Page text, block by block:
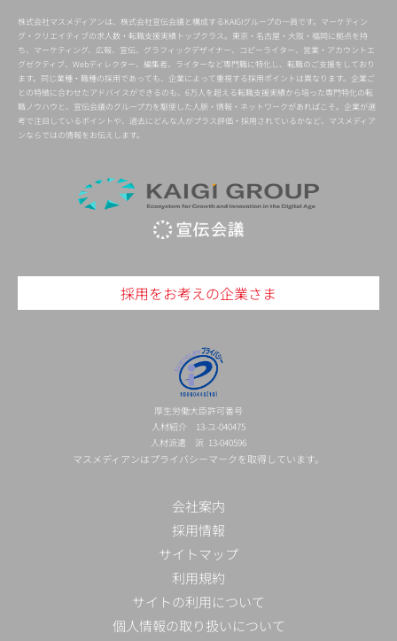
株式会社マスメディアンは、株式会社宣伝会議と構成するKAIGIグループの一員です。マーケティン
グ・クリエイティブの求人数・転職支援実績トップクラス。東京・名古屋・大阪・福岡に拠点を持
ち、マーケティング、広報、宣伝、グラフィックデザイナー、コピーライター、営業・アカウントエ
グゼクティブ、Webディレクター、編集者、ライターなど専門職に特化し、転職のご支援をしており
ます。同じ業種・職種の採用であっても、企業によって重視する採用ポイントは異なります。企業ご
との特徴に合わせたアドバイスができるのも、6万人を超える転職支援実績から培った専門特化の転
職ノウハウと、宣伝会議のグループ力を駆使した人脈・情報・ネットワークがあればこそ。企業が選
考で注目しているポイントや、過去にどんな人がプラス評価・採用されているかなど、マスメディア
ンならではの情報をお伝えします。
採用をお考えの企業さま
厚生労働大臣許可番号
人材紹介 13-ユ-040475
人材派遣 派 13-040596
マスメディアンはプライバシーマークを取得しています。
会社案内
採用情報
サイトマップ
利用規約
サイトの利用について
個人情報の取り扱いについて